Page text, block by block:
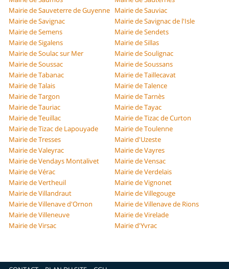
Mairie de Sauveterre de Guyenne Mairie de Sauviac
Mairie de Savignac
Mairie de Savignac de l'Isle
Mairie de Semens
Mairie de Sendets
Mairie de Sigalens
Mairie de Sillas
Mairie de Soulac sur Mer
Mairie de Soulignac
Mairie de Soussac
Mairie de Soussans
Mairie de Tabanac
Mairie de Taillecavat
Mairie de Talais
Mairie de Talence
Mairie de Targon
Mairie de Tarnès
Mairie de Tauriac
Mairie de Tayac
Mairie de Teuillac
Mairie de Tizac de Curton
Mairie de Tizac de Lapouyade
Mairie de Toulenne
Mairie de Tresses
Mairie d'Uzeste
Mairie de Valeyrac
Mairie de Vayres
Mairie de Vendays Montalivet
Mairie de Vensac
Mairie de Vérac
Mairie de Verdelais
Mairie de Vertheuil
Mairie de Vignonet
Mairie de Villandraut
Mairie de Villegouge
Mairie de Villenave d'Ornon
Mairie de Villenave de Rions
Mairie de Villeneuve
Mairie de Virelade
Mairie de Virsac
Mairie d'Yvrac